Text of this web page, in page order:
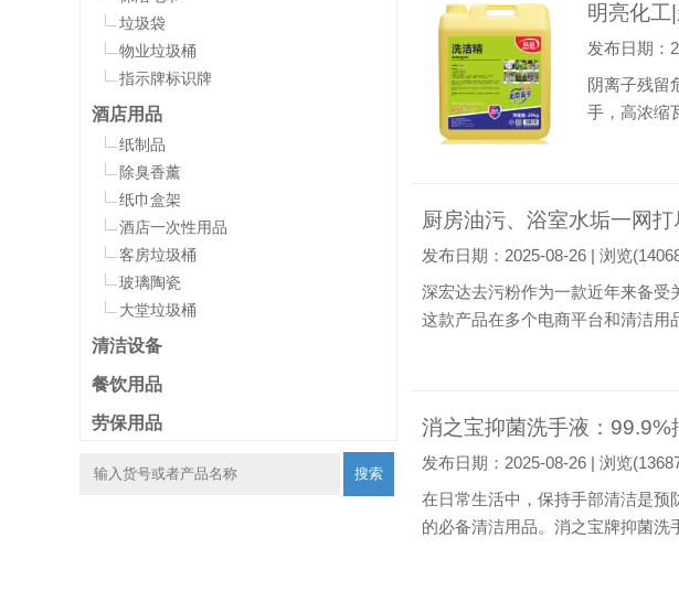
明亮化工
发布日期：
阴离子残留
手，高浓缩
中，经常
厨房油污、浴室水垢一网
发布日期：2025-08-26 | 浏览
深宏达去污粉作为一款近年来备受
这款产品在多个电商平台和清洁用
消之宝抑菌洗手液：
发布日期：2025-08-26 | 浏览
在日常生活中，保持手部清洁是
的必备清洁用品。消之宝牌抑菌
垃圾袋
物业垃圾桶
指示牌标识牌
酒店用品
纸制品
除臭香薰
纸巾盒架
酒店一次性用品
客房垃圾桶
玻璃陶瓷
大堂垃圾桶
清洁设备
餐饮用品
劳保用品
搜索